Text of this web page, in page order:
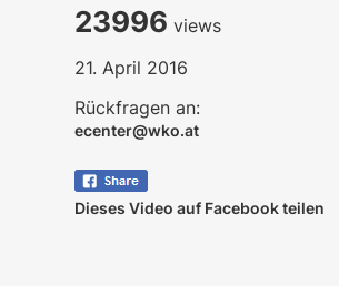
23996 views
21. April 2016
Rückfragen an:
ecenter@wko.at
Dieses Video auf Facebook teilen